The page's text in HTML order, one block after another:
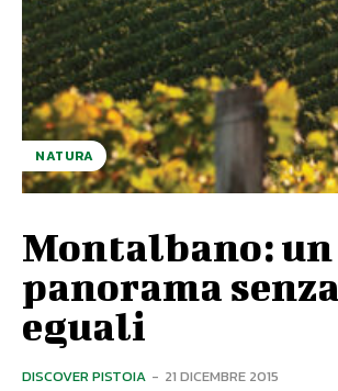
NATURA
Montalbano: un
panorama senza
eguali
DISCOVER PISTOIA - 21 DICEMBRE 2015